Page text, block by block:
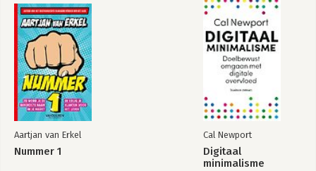
Aartjan van Erkel
Nummer 1
Cal Newport
Digitaal
minimalisme